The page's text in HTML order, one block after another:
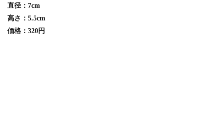
直径：7cm
高さ：5.5cm
価格：320円